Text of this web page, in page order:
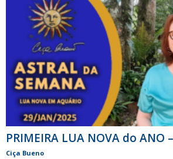
PRIMEIRA LUA NOVA do ANO
Ciça Bueno